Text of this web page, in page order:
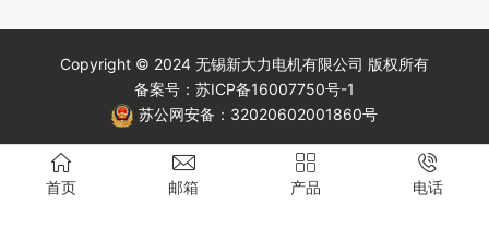
Copyright © 2024 无锡新大力电机有限公司 版权所有
备案号： 苏ICP备16007750号-1
苏公网安备： 32020602001860号
首页 邮箱 产品 电话